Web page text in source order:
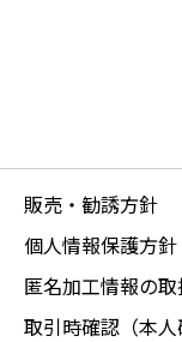
販売・勧誘方針
個人情報保護方針
匿名加工情報の
取引時確認（本